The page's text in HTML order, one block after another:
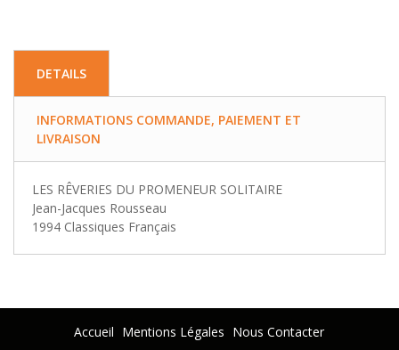
DETAILS
INFORMATIONS COMMANDE, PAIEMENT ET
LIVRAISON
LES RÊVERIES DU PROMENEUR SOLITAIRE
Jean-Jacques Rousseau
1994 Classiques Français
Accueil Mentions Légales Nous Contacter